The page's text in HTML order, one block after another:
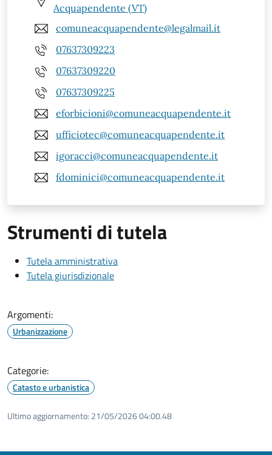
Acquapendente (VT)
comuneacquapendente@legalmail.it
07637309223
07637309220
07637309225
eforbicioni@comuneacquapendente.it
ufficiotec@comuneacquapendente.it
igoracci@comuneacquapendente.it
fdominici@comuneacquapendente.it
Strumenti di tutela
Tutela amministrativa
Tutela giurisdizionale
Argomenti:
Urbanizzazione
Categorie:
Catasto e urbanistica
Ultimo aggiornamento: 21/05/2026 04:00.48